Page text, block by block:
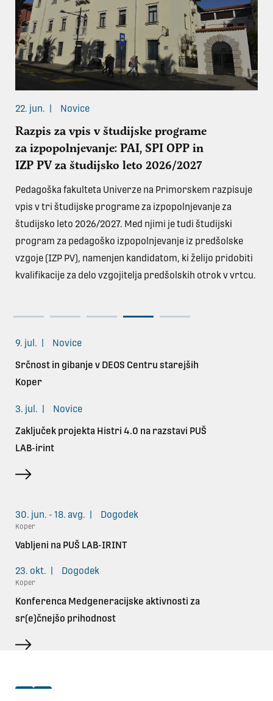
22. jun. Novice
Razpis za vpis v študijske programe
za izpopolnjevanje: PAI, SPI OPP in
IZP PV za študijsko leto 2026/2027
Pedagoška fakulteta Univerze na Primorskem razpisuje
vpis v tri študijske programe za izpopolnjevanje za
študijsko leto 2026/2027. Med njimi je tudi študijski
program za pedagoško izpopolnjevanje iz predšolske
vzgoje (IZP PV), namenjen kandidatom, ki želijo pridobiti
kvalifikacije za delo vzgojitelja predšolskih otrok v vrtcu.
9. jul.
Novice
Srčnost in gibanje v DEOS Centru starejših
Koper
3. jul.
Novice
Zaključek projekta Histri 4.0 na razstavi PUŠ
LAB-irint
več
30. jun. - 18. avg. Dogodek
Koper
Vabljeni na PUŠ LAB-IRINT
23. okt. Dogodek
Koper
Konferenca Medgeneracijske aktivnosti za
sr(e)čnejšo prihodnost
več